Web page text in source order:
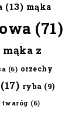
(13) mąka
(71)
mąka z
(6) orzechy
(17) ryba (9)
twaróg (6)